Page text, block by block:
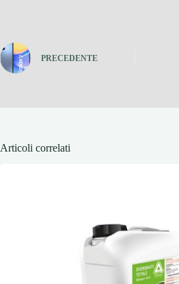
PRECEDENTE
Articoli correlati